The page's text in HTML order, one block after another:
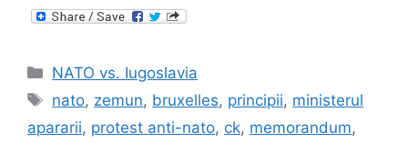
Categories
NATO vs. Iugoslavia
Tags
nato, zemun, bruxelles, principii, ministerul
apararii, protest anti-nato, ck, memorandum,